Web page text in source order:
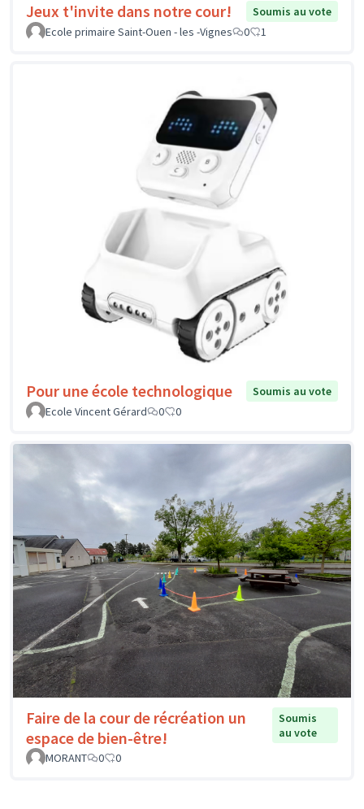
Jeux t'invite dans notre cour!
Soumis au vote
Ecole primaire Saint-Ouen - les -Vignes
0 1
Pour une école technologique
Soumis au vote
Ecole Vincent Gérard
0 0
Faire de la cour de récréation un
espace de bien-être!
Soumis
au vote
MORANT
0 0